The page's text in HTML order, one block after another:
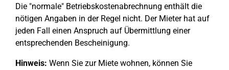
Die "normale" Betriebskostenabrechnung enthält die
nötigen Angaben in der Regel nicht. Der Mieter hat auf
jeden Fall einen Anspruch auf Übermittlung einer
entsprechenden Bescheinigung.
Hinweis: Wenn Sie zur Miete wohnen, können Sie